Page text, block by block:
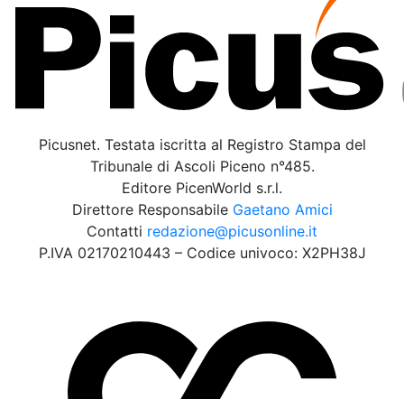
Picusnet. Testata iscritta al Registro Stampa del
Tribunale di Ascoli Piceno n°485.
Editore PicenWorld s.r.l.
Direttore Responsabile Gaetano Amici
Contatti redazione@picusonline.it
P.IVA 02170210443 – Codice univoco: X2PH38J